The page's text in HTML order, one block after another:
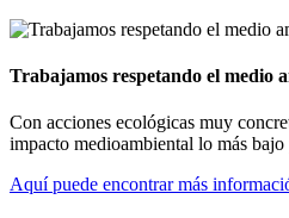
Trabajamos respetando el medio
Con acciones ecológicas muy
impacto medioambiental lo más bajo
Aquí puede encontrar más